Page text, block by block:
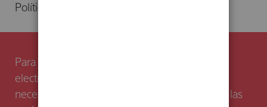
Para cumplir con la directiva sobre privacidad
electrónica y ofrecerte una navegación segura,
necesitamos tu consentimiento para gestionar las
Política de privacidad
Síguenos